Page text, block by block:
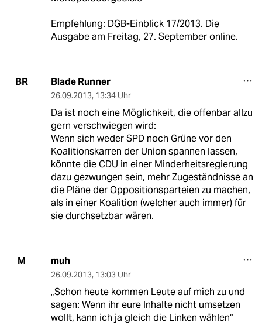
Empfehlung: DGB-Einblick 17/2013. Die
Ausgabe am Freitag, 27. September online.
BR Blade Runner
26.09.2013, 13:34 Uhr
Da ist noch eine Möglichkeit, die offenbar allzu
gern verschwiegen wird:
Wenn sich weder SPD noch Grüne vor den
Koalitionskarren der Union spannen lassen,
könnte die CDU in einer Minderheitsregierung
dazu gezwungen sein, mehr Zugeständnisse an
die Pläne der Oppositionsparteien zu machen,
als in einer Koalition (welcher auch immer) für
sie durchsetzbar wären.
M muh
26.09.2013, 13:03 Uhr
„Schon heute kommen Leute auf mich zu und
sagen: Wenn ihr eure Inhalte nicht umsetzen
wollt, kann ich ja gleich die Linken wählen“